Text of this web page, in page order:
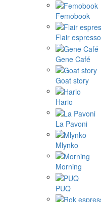
Femobook
Flair espresso
Gene Café
Goat story
Hario
La Pavoni
Mlynko
Morning
PUQ